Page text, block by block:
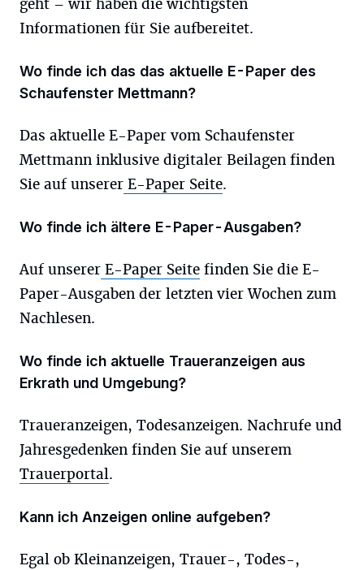
geht – wir haben die wichtigsten
Informationen für Sie aufbereitet.
Wo finde ich das das aktuelle E-Paper des
Schaufenster Mettmann?
Das aktuelle E-Paper vom Schaufenster
Mettmann inklusive digitaler Beilagen finden
Sie auf unserer E-Paper Seite.
Wo finde ich ältere E-Paper-Ausgaben?
Auf unserer E-Paper Seite finden Sie die E-
Paper-Ausgaben der letzten vier Wochen zum
Nachlesen.
Wo finde ich aktuelle Traueranzeigen aus
Erkrath und Umgebung?
Traueranzeigen, Todesanzeigen. Nachrufe und
Jahresgedenken finden Sie auf unserem
Trauerportal.
Kann ich Anzeigen online aufgeben?
Egal ob Kleinanzeigen, Trauer-, Todes-,